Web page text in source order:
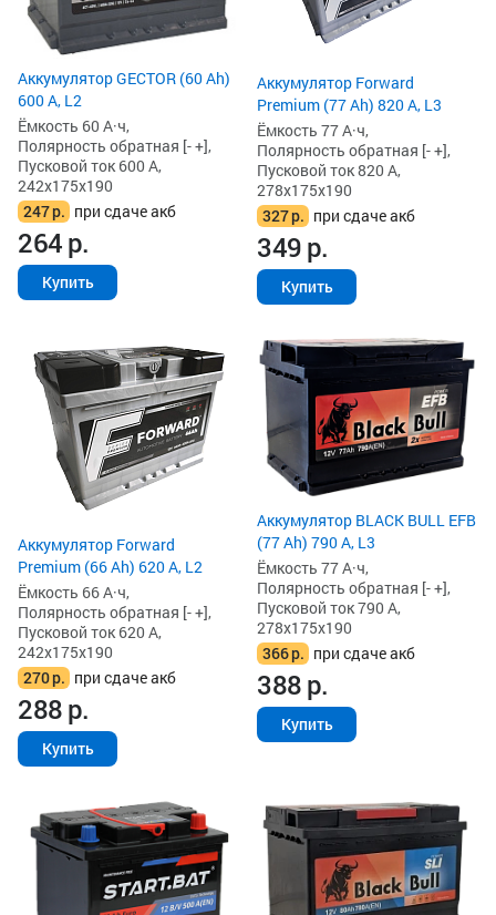
Аккумулятор GECTOR (60 Ah)
600 А, L2
Ёмкость 60 А·ч,
Полярность обратная [- +],
Пусковой ток 600 А,
242x175x190
247р. при сдаче акб
264р.
Купить
Аккумулятор Forward
Premium (77 Ah) 820 А, L3
Ёмкость 77 А·ч,
Полярность обратная [- +],
Пусковой ток 820 А,
278x175x190
327р. при сдаче акб
349р.
Купить
Аккумулятор Forward
Premium (66 Ah) 620 А, L2
Ёмкость 66 А·ч,
Полярность обратная [- +],
Пусковой ток 620 А,
242x175x190
270р. при сдаче акб
288р.
Купить
Аккумулятор BLACK BULL EFB
(77 Ah) 790 А, L3
Ёмкость 77 А·ч,
Полярность обратная [- +],
Пусковой ток 790 А,
278x175x190
366р. при сдаче акб
388р.
Купить